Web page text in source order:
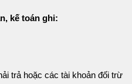
kế toán ghi:
trả hoặc các tài khoản đối trừ